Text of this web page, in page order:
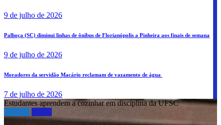
9 de julho de 2026
Palhoça (SC) diminui linhas de ônibus de Florianópolis a Pinheira aos finais de semana
9 de julho de 2026
Moradores da servidão Macário reclamam de vazamento de água
7 de julho de 2026
Estudantes aprendem a cozinhar em disciplina da UFSC